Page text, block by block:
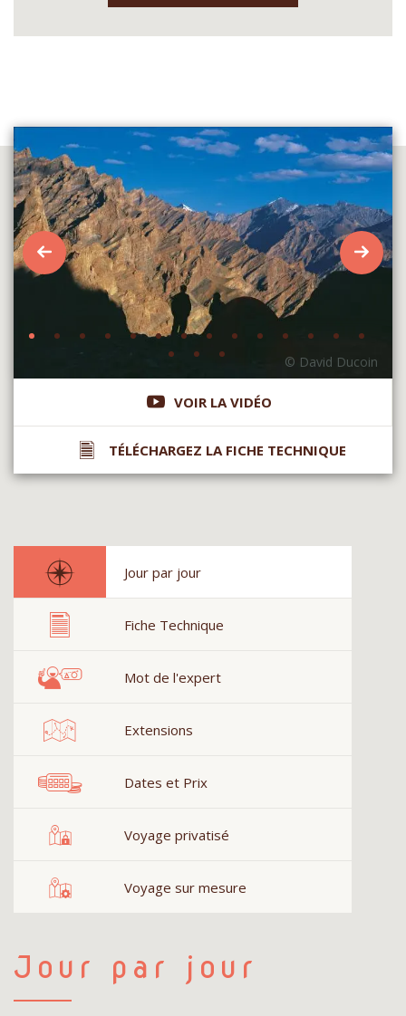
VOIR LA VIDÉO
TÉLÉCHARGEZ LA FICHE TECHNIQUE
Jour par jour
Fiche Technique
Mot de l'expert
Extensions
Dates et Prix
Voyage privatisé
Voyage sur mesure
Jour par jour